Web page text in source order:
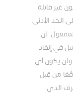
غير قابلة
الحد الأدنى
لن
في إنفاذ
يكون أي
من قِبل
الذي